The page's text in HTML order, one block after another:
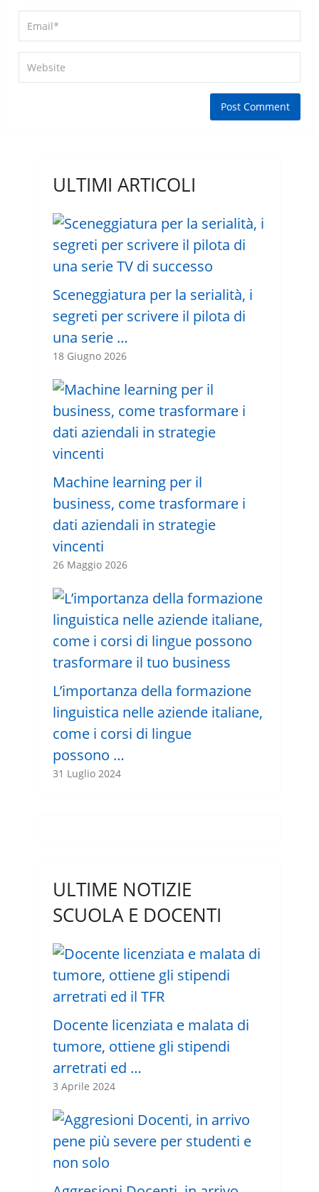
ULTIMI ARTICOLI
Sceneggiatura per la serialità, i
segreti per scrivere il pilota di
una serie …
18 Giugno 2026
Machine learning per il
business, come trasformare i
dati aziendali in strategie
vincenti
26 Maggio 2026
L’importanza della formazione
linguistica nelle aziende italiane,
come i corsi di lingue
possono …
31 Luglio 2024
ULTIME NOTIZIE
SCUOLA E DOCENTI
Docente licenziata e malata di
tumore, ottiene gli stipendi
arretrati ed …
3 Aprile 2024